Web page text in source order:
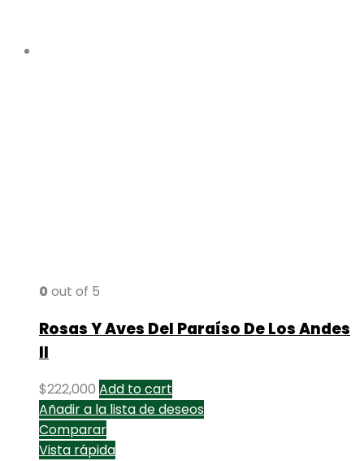
0 out of 5
Rosas Y Aves Del Paraíso De Los Andes
II
$222,000 Add to cart
Añadir a la lista de deseos
Comparar
Vista rápida